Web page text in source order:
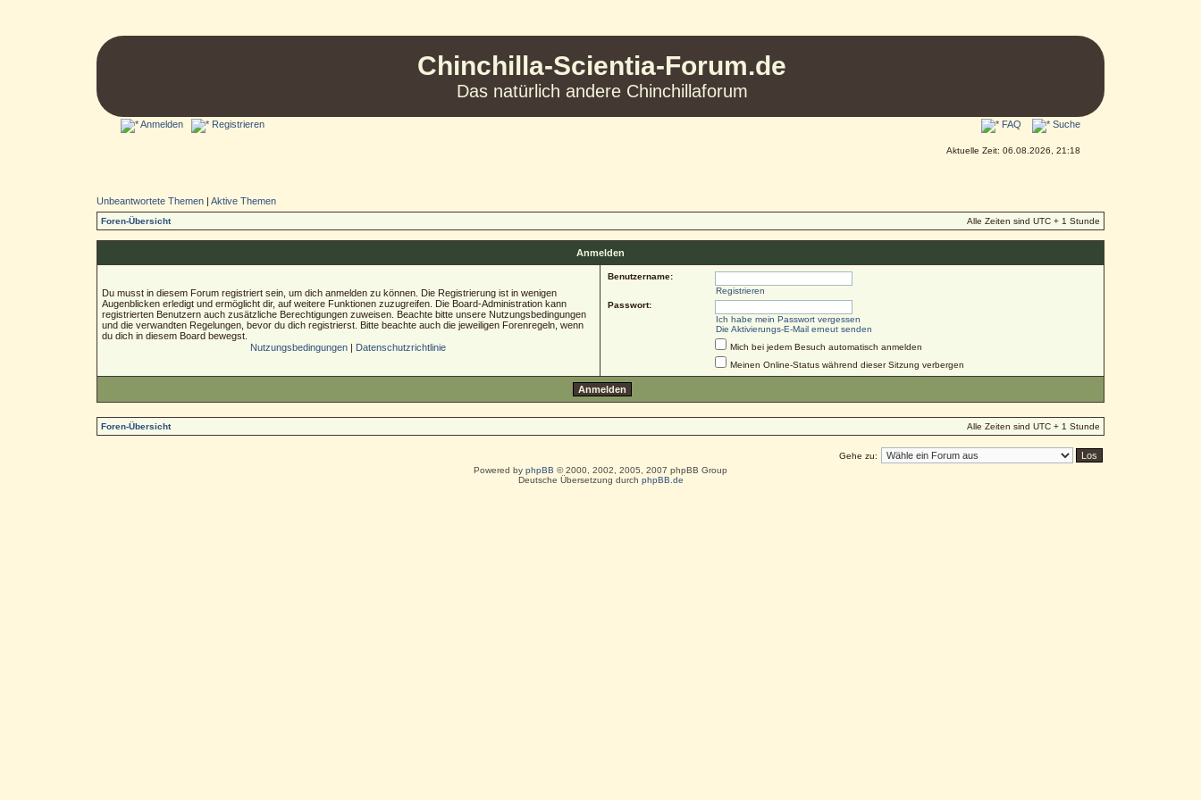
Chinchilla-Scientia-Forum.de
Das natürlich andere Chinchillaforum
Anmelden Registrieren FAQ Suche
Aktuelle Zeit: 06.08.2026, 21:18
Unbeantwortete Themen| Aktive Themen
Foren-Übersicht Alle Zeiten sind UTC + 1 Stunde
Anmelden
Du musst in diesem Forum registriert sein, um dich anmelden zu können. Die Registrierung ist in wenigen
Augenblicken erledigt und ermöglicht dir, auf weitere Funktionen zuzugreifen. Die Board-Administration kann
registrierten Benutzern auch zusätzliche Berechtigungen zuweisen. Beachte bitte unsere Nutzungsbedingungen
und die verwandten Regelungen, bevor du dich registrierst. Bitte beachte auch die jeweiligen Forenregeln, wenn
du dich in diesem Board bewegst.
Nutzungsbedingungen | Datenschutzrichtlinie
Benutzername:
Registrieren
Passwort:
Ich habe mein Passwort vergessen
Die Aktivierungs-E-Mail erneut senden
Mich bei jedem Besuch automatisch anmelden
Meinen Online-Status während dieser Sitzung verbergen
Foren-Übersicht Alle Zeiten sind UTC + 1 Stunde
Gehe zu:
Powered by phpBB © 2000, 2002, 2005, 2007 phpBB Group
Deutsche Übersetzung durch phpBB.de